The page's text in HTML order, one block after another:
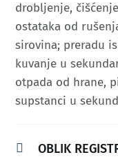
drobljenje,
ostataka od
sirovina; preradu
kuvanje u
otpada od hrane,
supstanci u
 OBLIK